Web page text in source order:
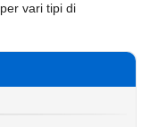
vari tipi di